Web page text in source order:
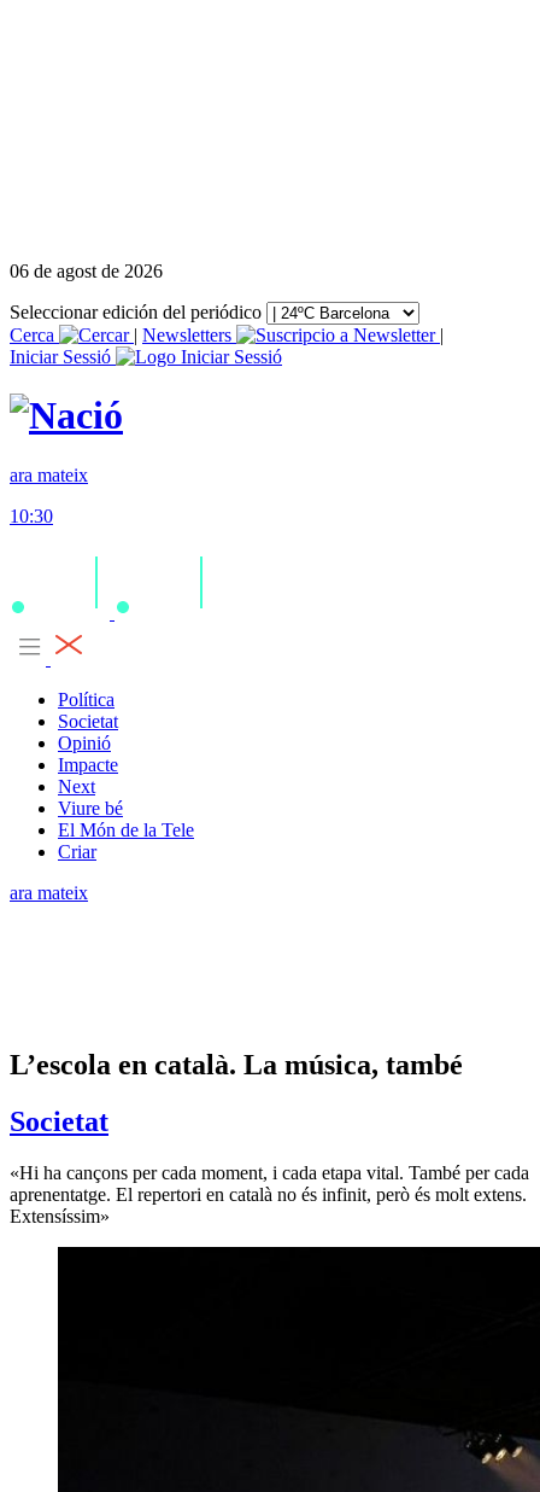
06 de agost de 2026
Seleccionar edición del periódico
Cerca
| Newsletters
|
Iniciar Sessió
ara mateix
10:30
Política
Societat
Opinió
Impacte
Next
Viure bé
El Món de la Tele
Criar
ara mateix
L’escola en català. La música, també
Societat
«Hi ha cançons per cada moment, i cada etapa vital. També per cada
aprenentatge. El repertori en català no és infinit, però és molt extens.
Extensíssim»